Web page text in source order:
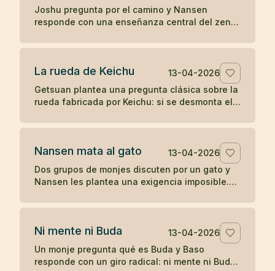
Joshu pregunta por el camino y Nansen
responde con una enseñanza central del zen:
persigue, ya es el camino.
La rueda de Keichu
13-04-2026
Getsuan plantea una pregunta clásica sobre la
rueda fabricada por Keichu: si se desmonta el
forma, función y vacío.
Nansen mata al gato
13-04-2026
Dos grupos de monjes discuten por un gato y
Nansen les plantea una exigencia imposible.
más tarde Joshu contesta sin palabras.
Ni mente ni Buda
13-04-2026
Un monje pregunta qué es Buda y Baso
responde con un giro radical: ni mente ni Buda.